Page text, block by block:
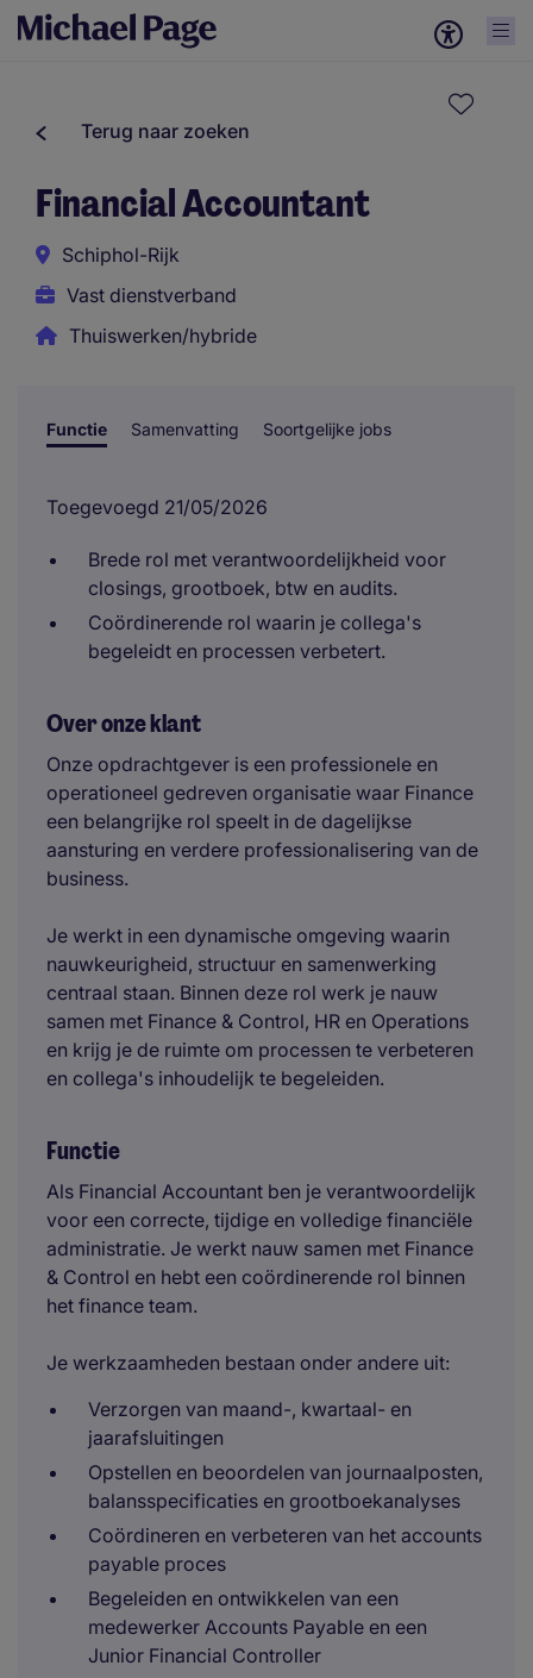
Terug naar zoeken
Financial Accountant
Schiphol-Rijk
Vast dienstverband
Thuiswerken/hybride
Functie Samenvatting Soortgelijke jobs
Toegevoegd 21/05/2026
Brede rol met verantwoordelijkheid voor
closings, grootboek, btw en audits.
Coördinerende rol waarin je collega's
begeleidt en processen verbetert.
Over onze klant
Onze opdrachtgever is een professionele en
operationeel gedreven organisatie waar Finance
een belangrijke rol speelt in de dagelijkse
aansturing en verdere professionalisering van de
business.
Je werkt in een dynamische omgeving waarin
nauwkeurigheid, structuur en samenwerking
centraal staan. Binnen deze rol werk je nauw
samen met Finance & Control, HR en Operations
en krijg je de ruimte om processen te verbeteren
en collega's inhoudelijk te begeleiden.
Functie
Als Financial Accountant ben je verantwoordelijk
voor een correcte, tijdige en volledige financiële
administratie. Je werkt nauw samen met Finance
& Control en hebt een coördinerende rol binnen
het finance team.
Je werkzaamheden bestaan onder andere uit:
Verzorgen van maand-, kwartaal- en
jaarafsluitingen
Opstellen en beoordelen van journaalposten,
balansspecificaties en grootboekanalyses
Coördineren en verbeteren van het accounts
payable proces
Begeleiden en ontwikkelen van een
medewerker Accounts Payable en een
Junior Financial Controller